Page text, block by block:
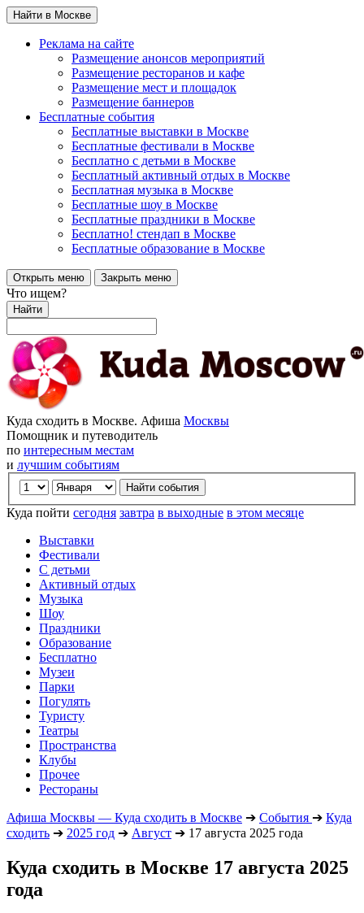
Найти в Москве
Реклама на сайте
Размещение анонсов мероприятий
Размещение ресторанов и кафе
Размещение мест и площадок
Размещение баннеров
Бесплатные события
Бесплатные выставки в Москве
Бесплатные фестивали в Москве
Бесплатно с детьми в Москве
Бесплатный активный отдых в Москве
Бесплатная музыка в Москве
Бесплатные шоу в Москве
Бесплатные праздники в Москве
Бесплатно! стендап в Москве
Бесплатные образование в Москве
Открыть меню Закрыть меню
Что ищем?
Найти
Куда сходить в Москве. Афиша Москвы
Помощник и путеводитель
по интересным местам
и лучшим событиям
Куда пойти сегодня завтра в выходные в этом месяце
Выставки
Фестивали
С детьми
Активный отдых
Музыка
Шоу
Праздники
Образование
Бесплатно
Музеи
Парки
Погулять
Туристу
Театры
Пространства
Клубы
Прочее
Рестораны
Афиша Москвы — Куда сходить в Москве ➔ События ➔ Куда
сходить ➔ 2025 год ➔ Август ➔ 17 августа 2025 года
Куда сходить в Москве 17 августа 2025
года